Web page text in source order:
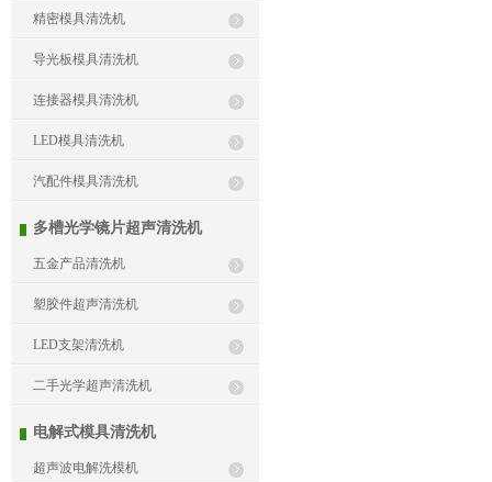
精密模具清洗机
导光板模具清洗机
连接器模具清洗机
LED模具清洗机
汽配件模具清洗机
多槽光学镜片超声清洗机
五金产品清洗机
塑胶件超声清洗机
LED支架清洗机
二手光学超声清洗机
电解式模具清洗机
超声波电解洗模机